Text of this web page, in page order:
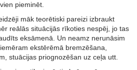
pieminēt.
māk teorētiski pareizi izbraukt
reālās situācijās rīkoties nespēj, jo tas
Un neamz nerunāsim
ekstērēmā bremzēšana,
stuācijas priognozēšan uz ceļa utt.